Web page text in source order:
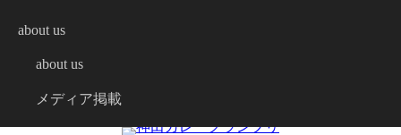
about us
about us
メディア掲載